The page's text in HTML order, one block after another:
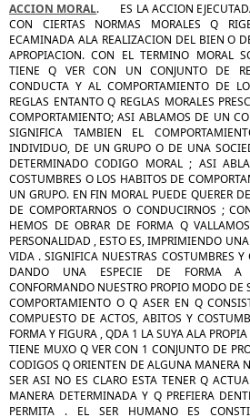
ACCION MORAL. ES LA ACCION
CON CIERTAS NORMAS MORALES Q
ECAMINADA ALA REALIZACION DEL BIEN O
APROPIACION. CON EL TERMINO MORAL
TIENE Q VER CON UN CONJUNTO DE
CONDUCTA Y AL COMPORTAMIENTO DE
REGLAS ENTANTO Q REGLAS MORALES
COMPORTAMIENTO; ASI ABLAMOS DE UN
SIGNIFICA TAMBIEN EL
INDIVIDUO, DE UN GRUPO O DE UNA
DETERMINADO CODIGO MORAL ; ASI
COSTUMBRES O LOS HABITOS DE
UN GRUPO. EN FIN MORAL PUEDE QUERER
DE COMPORTARNOS O CONDUCIRNOS ;
HEMOS DE OBRAR DE FORMA Q
PERSONALIDAD , ESTO ES, IMPRIMIENDO
VIDA . SIGNIFICA NUESTRAS COSTUMBRES Y
DANDO UNA ESPECIE DE FORMA A
CONFORMANDO NUESTRO PROPIO MODO DE
COMPORTAMIENTO O Q ASER EN Q
COMPUESTO DE ACTOS, ABITOS Y
FORMA Y FIGURA , QDA 1 LA SUYA ALA
TIENE MUXO Q VER CON 1 CONJUNTO DE
CODIGOS Q ORIENTEN DE ALGUNA MANERA
SER ASI NO ES CLARO ESTA TENER Q
MANERA DETERMINADA Y Q PREFIERA
PERMITA . EL SER HUMANO ES